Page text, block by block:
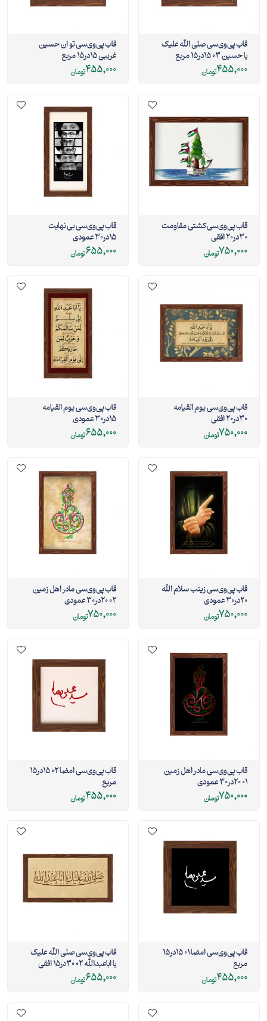
قاب پی‌وی‌سی صلی الله علیک
یا حسین 03 15در15 مربع
455,000تومان
قاب پی‌وی‌سی تو ان حسین
غریبی 15در15 مربع
455,000تومان
قاب پی‌وی‌سی کشتی مقاومت
30در20 افقی
750,000تومان
قاب پی‌وی‌سی بی نهایت
15در30 عمودی
655,000تومان
قاب پی‌وی‌سی یوم القیامه
30در20 افقی
750,000تومان
قاب پی‌وی‌سی یوم القیامه
15در30 عمودی
655,000تومان
قاب پی‌وی‌سی زینب سلام الله
20در30 عمودی
750,000تومان
قاب پی‌وی‌سی مادر اهل زمین
02 20در30 عمودی
750,000تومان
قاب پی‌وی‌سی مادر اهل زمین
01 20در30 عمودی
750,000تومان
قاب پی‌وی‌سی امضا 02 15در15
مربع
455,000تومان
قاب پی‌وی‌سی امضا 01 15در15
مربع
455,000تومان
قاب پی‌وی‌سی صلی الله علیک
یا اباعبدالله 02 30در15 افقی
655,000تومان